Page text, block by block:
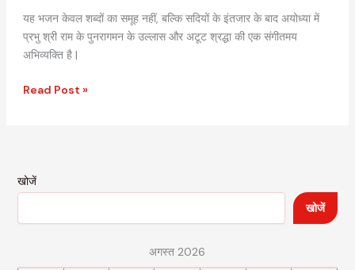
यह भजन केवल शब्दों का समूह नहीं, बल्कि सदियों के इंतजार के बाद अयोध्या में
प्रभु श्री राम के पुनरागमन के उल्लास और अटूट श्रद्धा की एक संगीतमय
अभिव्यक्ति है |
Read Post »
खोजें
खोजें
अगस्त 2026